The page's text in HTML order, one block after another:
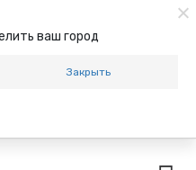
ваш город
Закрыть